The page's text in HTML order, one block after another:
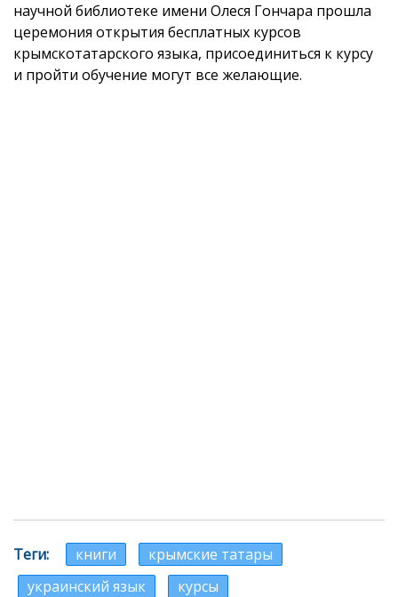
научной библиотеке имени Олеся Гончара прошла
церемония открытия бесплатных курсов
крымскотатарского языка, присоединиться к курсу
и пройти обучение могут все желающие.
Теги книги
крымские татары
украинский язык
курсы